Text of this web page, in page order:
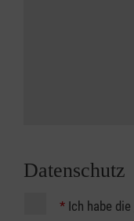
Datenschutz
* Ich habe die